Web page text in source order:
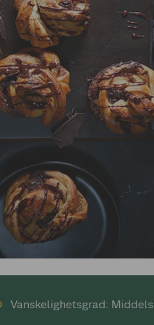
Vanskelighetsgrad: Middels